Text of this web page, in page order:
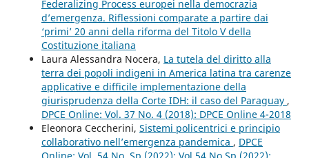
Federalizing Process europei nella democrazia
d’emergenza. Riflessioni comparate a partire dai
‘primi’ 20 anni della riforma del Titolo V della
Costituzione italiana
Laura Alessandra Nocera, La tutela del diritto alla
terra dei popoli indigeni in America latina tra carenze
applicative e difficile implementazione della
giurisprudenza della Corte IDH: il caso del Paraguay ,
DPCE Online: Vol. 37 No. 4 (2018): DPCE Online 4-2018
Eleonora Ceccherini, Sistemi policentrici e principio
collaborativo nell’emergenza pandemica , DPCE